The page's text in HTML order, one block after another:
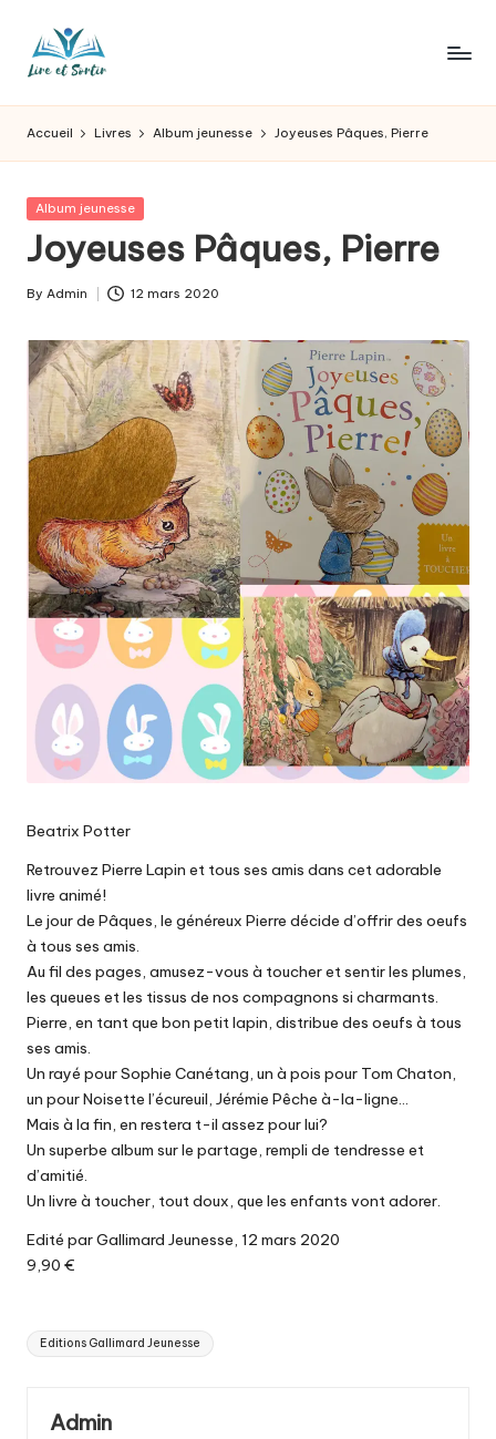
L
ir
e
e
t
s
o
r
t
ir
pour
les
goûts,
des
sorties
pour
les
jours.
Accueil Livres Album jeunesse Joyeuses Pâques, Pierre
Posted
Album jeunesse
Joyeuses Pâques, Pierre
Posted
By Admin 12 mars 2020
Beatrix Potter
Retrouvez Pierre Lapin et tous ses amis dans cet adorable
livre animé!
Le jour de Pâques, le généreux Pierre décide d’offrir des oeufs
à tous ses amis.
Au fil des pages, amusez-vous à toucher et sentir les plumes,
les queues et les tissus de nos compagnons si charmants.
Pierre, en tant que bon petit lapin, distribue des oeufs à tous
ses amis.
Un rayé pour Sophie Canétang, un à pois pour Tom Chaton,
un pour Noisette l’écureuil, Jérémie Pêche à-la-ligne…
Mais à la fin, en restera t-il assez pour lui?
Un superbe album sur le partage, rempli de tendresse et
d’amitié.
Un livre à toucher, tout doux, que les enfants vont adorer.
Edité par Gallimard Jeunesse, 12 mars 2020
9,90 €
Tags:
Editions Gallimard Jeunesse
Admin